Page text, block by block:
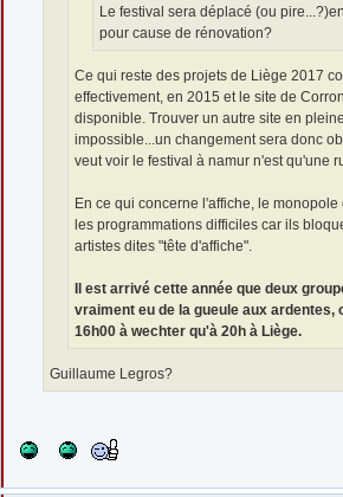
Le festival sera déplacé (ou
pour cause de rénovation?
Ce qui reste des projets de Liège 2017
effectivement, en 2015 et le site de
disponible. Trouver un autre site en
impossible...un changement sera donc
veut voir le festival à namur n'est qu'une
En ce qui concerne l'affiche, le
les programmations difficiles car ils
artistes dites "tête d'affiche".
Il est arrivé cette année que deux
vraiment eu de la gueule aux ardentes,
16h00 à wechter qu'à 20h à Liège.
Guillaume Legros?